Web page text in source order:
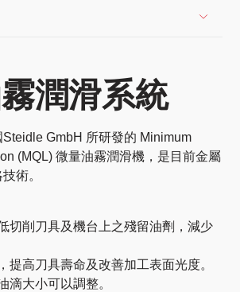
潤滑系統
GmbH 所研發的 Minimum
(MQL) 微量油霧潤滑機，是目前金屬
術。
切削刀具及機台上之殘留油劑，減少
提高刀具壽命及改善加工表面光度。
滴大小可以調整。